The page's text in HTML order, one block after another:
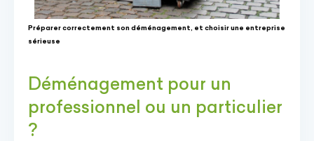
Préparer correctement son déménagement, et choisir une entreprise
sérieuse
Déménagement pour un
professionnel ou un particulier
?